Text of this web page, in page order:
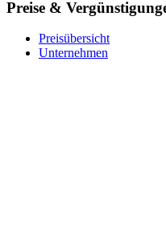
Preise &
Preisübersicht
Unternehmen